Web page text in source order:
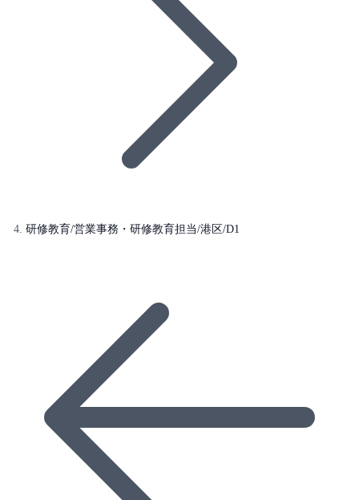
研修教育/営業事務・研修教育担当/港区/D1